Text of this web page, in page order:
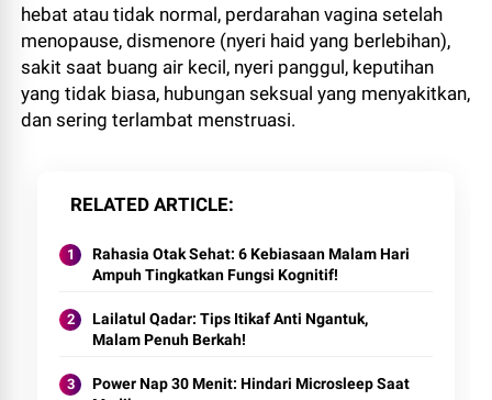
hebat atau tidak normal, perdarahan vagina setelah
menopause, dismenore (nyeri haid yang berlebihan),
sakit saat buang air kecil, nyeri panggul, keputihan
yang tidak biasa, hubungan seksual yang menyakitkan,
dan sering terlambat menstruasi.
RELATED ARTICLE
Rahasia Otak Sehat: 6 Kebiasaan Malam Hari
Ampuh Tingkatkan Fungsi Kognitif!
Lailatul Qadar: Tips Itikaf Anti Ngantuk,
Malam Penuh Berkah!
Power Nap 30 Menit: Hindari Microsleep Saat